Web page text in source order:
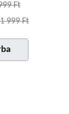
Ft
1 999 Ft